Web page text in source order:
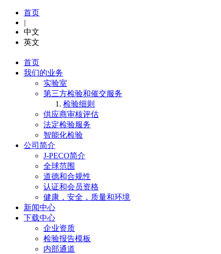
首页
|
中文
英文
首页
我们的业务
实验室
第三方检验和催交服务
检验细则
供应商审核评估
法定检验服务
智能化检验
公司简介
J-PECO简介
全球范围
道德和合规性
认证和会员资格
健康，安全，质量和环境
新闻中心
下载中心
企业资质
检验报告模板
内部通道